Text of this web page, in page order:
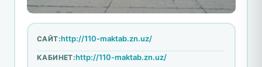
САЙТ:http://110-maktab.zn.uz/
КАБИНЕТ:http://110-maktab.zn.uz/